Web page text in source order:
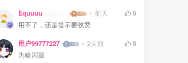
Equuuu 前天
0
用不了，还是提示要收费
用户99777227 2天前
0
为啥闪退